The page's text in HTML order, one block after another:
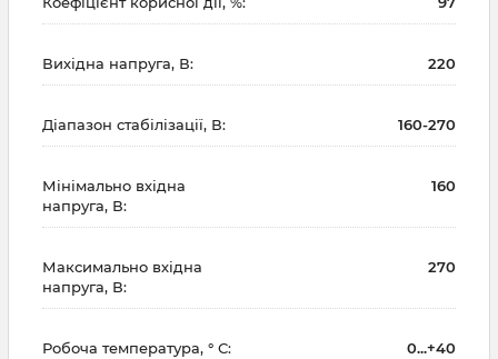
Вихідна напруга, В: 220
Діапазон стабілізації, В: 160-270
Мінімально вхідна
напруга, В:
160
Максимально вхідна
напруга, В:
270
Робоча температура, ° С: 0...+40